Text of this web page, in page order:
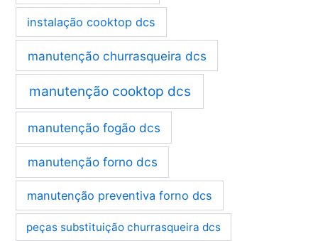
instalação cooktop dcs
manutenção churrasqueira dcs
manutenção cooktop dcs
manutenção fogão dcs
manutenção forno dcs
manutenção preventiva forno dcs
peças substituição churrasqueira dcs